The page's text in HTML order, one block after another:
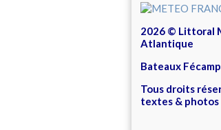
2026 © Littoral
Atlantique
Bateaux Fécamp
Tous droits
textes & photos